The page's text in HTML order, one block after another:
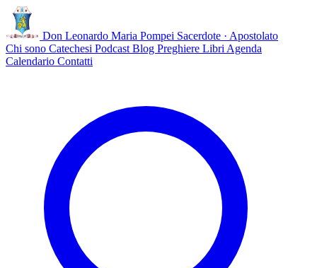
Don Leonardo Maria Pompei Sacerdote · Apostolato
Chi sono Catechesi Podcast Blog Preghiere Libri Agenda
Calendario Contatti